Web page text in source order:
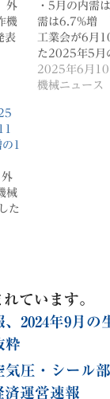
外
機
表
・5月の内需
需は6.7%増
工業会が6月
た2025年5月
2025年6月10
機械ニュース
1
外
械
た
ています。
2024年9月の
粋
気圧・シール
済運営速報